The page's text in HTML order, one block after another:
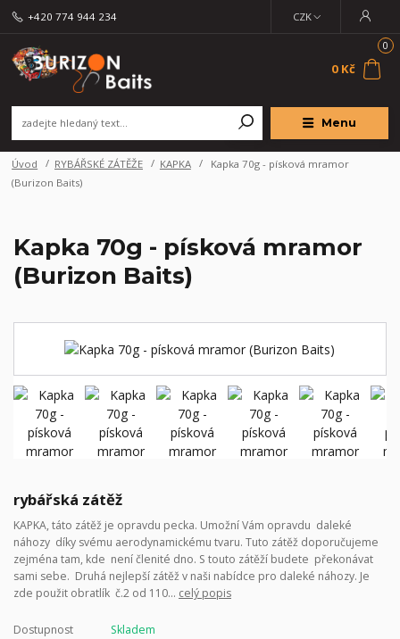
Menu
CZK
+420 774 944 234
0
0 Kč
Úvod RYBÁŘSKÉ ZÁTĚŽE KAPKA
Kapka 70g - písková mramor
(Burizon Baits)
Kapka 70g - písková mramor
(Burizon Baits)
rybářská zátěž
KAPKA, táto zátěž je opravdu pecka. Umožní Vám opravdu daleké
náhozy díky svému aerodynamickému tvaru. Tuto zátěž doporučujeme
zejména tam, kde není členité dno. S touto zátěží budete překonávat
sami sebe. Druhá nejlepší zátěž v naši nabídce pro daleké náhozy. Je
zde použit obratlík č.2 od 110... celý popis
Dostupnost
Skladem